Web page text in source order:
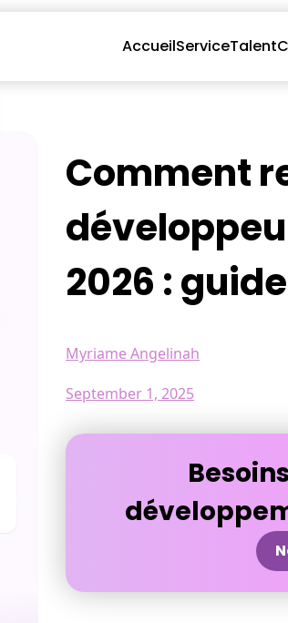
AccueilServiceTalent
Comment
2026 :
Myriame Angelinah
September 1, 2025